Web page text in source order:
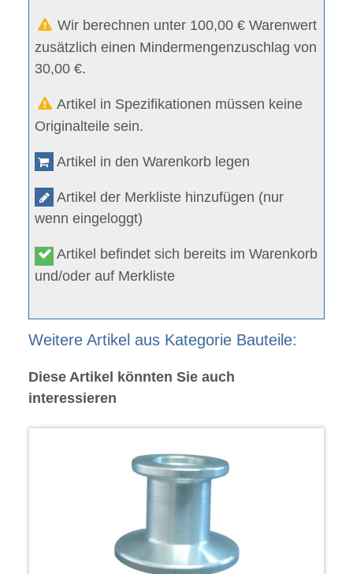
Wir berechnen unter 100,00 € Warenwert
zusätzlich einen Mindermengenzuschlag von
30,00 €.
Artikel in Spezifikationen müssen keine
Originalteile sein.
Artikel in den Warenkorb legen
Artikel der Merkliste hinzufügen (nur
wenn eingeloggt)
Artikel befindet sich bereits im Warenkorb
und/oder auf Merkliste
Weitere Artikel aus Kategorie Bauteile:
Diese Artikel könnten Sie auch
interessieren